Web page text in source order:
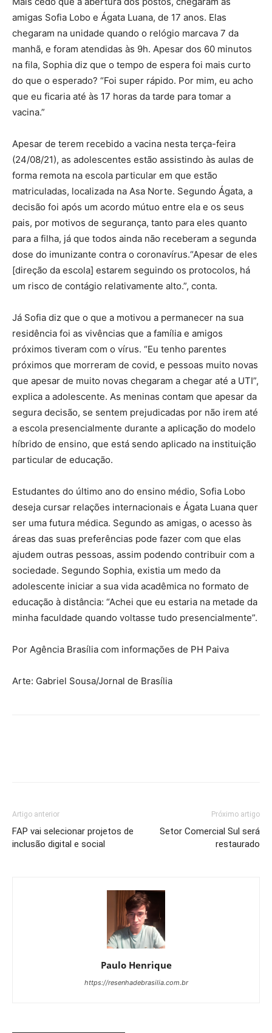
amigas Sofia Lobo e Ágata Luana, de 17 anos. Elas
chegaram na unidade quando o relógio marcava 7 da
manhã, e foram atendidas às 9h. Apesar dos 60 minutos
na fila, Sophia diz que o tempo de espera foi mais curto
do que o esperado? “Foi super rápido. Por mim, eu acho
que eu ficaria até às 17 horas da tarde para tomar a
vacina.”
Apesar de terem recebido a vacina nesta terça-feira
(24/08/21), as adolescentes estão assistindo às aulas de
forma remota na escola particular em que estão
matriculadas, localizada na Asa Norte. Segundo Ágata, a
decisão foi após um acordo mútuo entre ela e os seus
pais, por motivos de segurança, tanto para eles quanto
para a filha, já que todos ainda não receberam a segunda
dose do imunizante contra o coronavírus.“Apesar de eles
[direção da escola] estarem seguindo os protocolos, há
um risco de contágio relativamente alto.”, conta.
Já Sofia diz que o que a motivou a permanecer na sua
residência foi as vivências que a família e amigos
próximos tiveram com o vírus. “Eu tenho parentes
próximos que morreram de covid, e pessoas muito novas
que apesar de muito novas chegaram a chegar até a UTI”,
explica a adolescente. As meninas contam que apesar da
segura decisão, se sentem prejudicadas por não irem até
a escola presencialmente durante a aplicação do modelo
híbrido de ensino, que está sendo aplicado na instituição
particular de educação.
Estudantes do último ano do ensino médio, Sofia Lobo
deseja cursar relações internacionais e Ágata Luana quer
ser uma futura médica. Segundo as amigas, o acesso às
áreas das suas preferências pode fazer com que elas
ajudem outras pessoas, assim podendo contribuir com a
sociedade. Segundo Sophia, existia um medo da
adolescente iniciar a sua vida acadêmica no formato de
educação à distância: “Achei que eu estaria na metade da
minha faculdade quando voltasse tudo presencialmente”.
Por Agência Brasília com informações de PH Paiva
Arte: Gabriel Sousa/Jornal de Brasília
Artigo anterior
FAP vai selecionar projetos de
inclusão digital e social
Próximo artigo
Setor Comercial Sul será
restaurado
Paulo Henrique
https://resenhadebrasilia.com.br